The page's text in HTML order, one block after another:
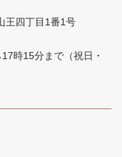
四丁目1番1号
時15分まで （祝日・